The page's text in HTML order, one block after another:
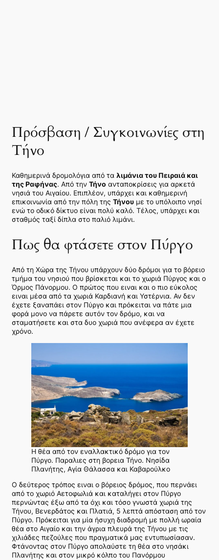
Πρόσβαση / Συγκοινωνίες στη
Τήνο
Καθημερινά δρομολόγια από τα λιμάνια του Πειραιά και
της Ραφήνας. Από την Τήνο ανταποκρίσεις για αρκετά
νησιά του Αιγαίου. Επιπλέον, υπάρχει και καθημερινή
επικοινωνία από την πόλη της Τήνου με το υπόλοιπο νησί
ενώ το οδικό δίκτυο είναι πολύ καλό. Τέλος, υπάρχει και
σταθμός ταξί δίπλα στο παλιό λιμάνι.
Πως θα φτάσετε στον Πύργο
Από τη Χώρα της Τήνου υπάρχουν δύο δρόμοι για το βόρειο
τμήμα του νησιού που βρίσκεται και το χωριά Πύργος και ο
Όρμος Πάνορμου. Ο πρώτος που ειναι και ο πιο εύκολος
ειναι μέσα από τα χωριά Καρδιανή και Υστέρνια. Αν δεν
έχετε ξαναπάει στον Πύργο και πρόκειται να πάτε μια
φορά μονο να πάρετε αυτόν τον δρόμο, και να
σταματήσετε και στα δυο χωριά που ανέφερα αν έχετε
χρόνο.
Η θέα από τον εναλλακτικό δρόμο για τον
Πύργο. Παραλιες στη βορεια Τήνο. Νησίδα
Πλανήτης, Αγία Θάλασσα και Καβαρούλκο
Ο δεύτερος τρόπος ειναι ο βόρειος δρόμος, που περνάει
από το χωριό Αετοφωλιά και καταλήγει στον Πύργο
περνώντας έξω από τα όχι και τόσο γνωστά χωριά της
Τήνου, Βενερδάτος και Πλατιά, 5 λεπτά απόσταση από τον
Πύργο. Πρόκειται για μία ήσυχη διαδρομή με πολλή ωραία
θέα στο Αιγαίο και την άγρια πλευρά της Τήνου με τις
χιλιάδες πεζούλες που πραγματικά μας εντυπωσίασαν.
Φτάνοντας στον Πύργο απολαύστε τη θέα στο νησάκι
Πλανήτης και στον μικρό κόλπο του Πανόρμου